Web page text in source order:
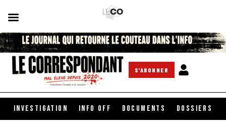
S'ABONNER
INVESTIGATION INFO OFF DOCUMENTS DOSSIERS